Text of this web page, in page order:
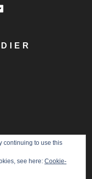
continuing to use this
see here: Cookie-